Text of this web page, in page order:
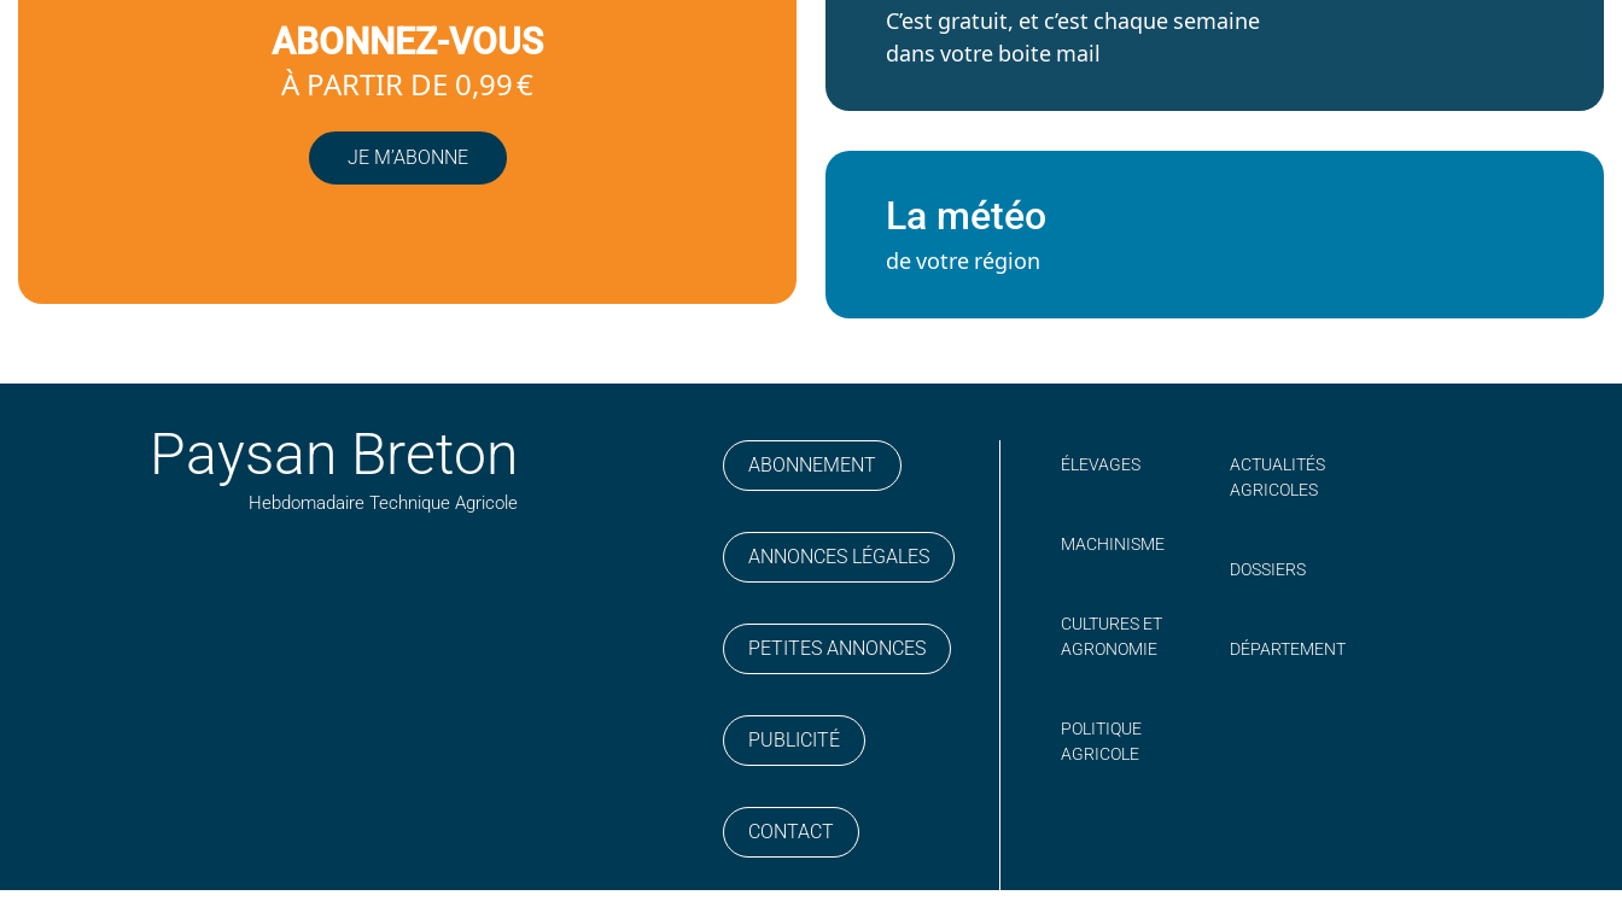
ABONNEZ-VOUS
À PARTIR DE 0,99 €
JE M’ABONNE
C’est gratuit, et c’est chaque semaine
dans votre boite mail
La météo
de votre région
Paysan Breton
Hebdomadaire Technique Agricole
ABONNEMENT
ANNONCES LÉGALES
PETITES ANNONCES
PUBLICITÉ
CONTACT
ÉLEVAGES
MACHINISME
CULTURES ET
AGRONOMIE
POLITIQUE
AGRICOLE
ACTUALITÉS
AGRICOLES
DOSSIERS
DÉPARTEMENT